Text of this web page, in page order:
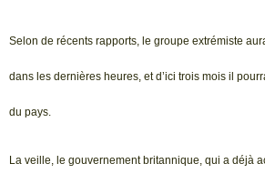
Selon de récents rapports, le groupe extrémiste
dans les dernières heures, et d’ici trois mois il
du pays.
La veille, le gouvernement britannique, qui a déjà